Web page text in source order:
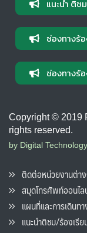
แนะนำ ติช
ช่องทางร้
ช่องทางร้
Copyright © 2019
rights reserved.
by Digital
ติดต่อหน่วยงานต่า
สมุดโทรศัพท์ออนไ
แผนที่และการเดินทา
แนะนำติชม/ร้องเรีย